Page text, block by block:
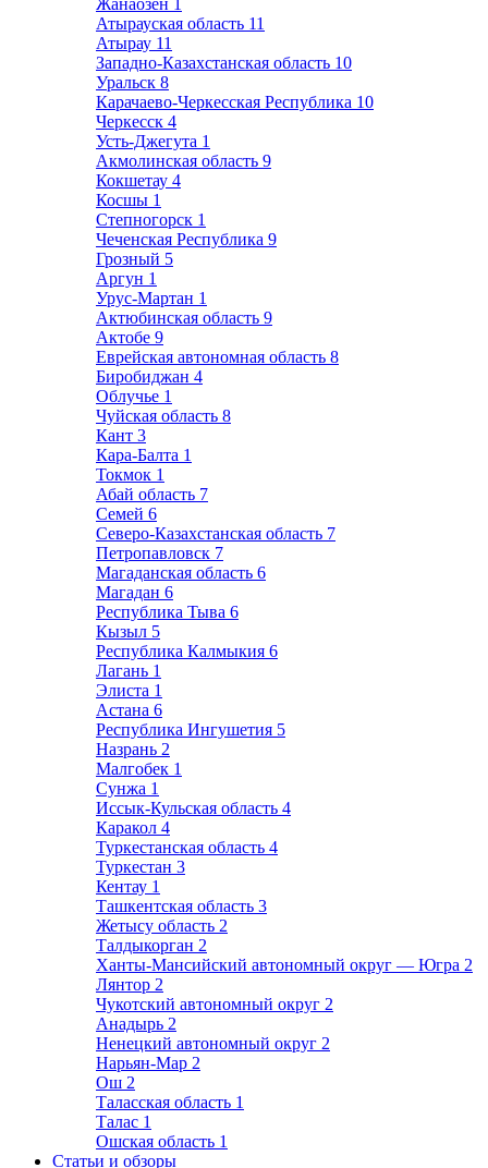
Жанаозен 1
Атырауская область 11
Атырау 11
Западно-Казахстанская область 10
Уральск 8
Карачаево-Черкесская Республика 10
Черкесск 4
Усть-Джегута 1
Акмолинская область 9
Кокшетау 4
Косшы 1
Степногорск 1
Чеченская Республика 9
Грозный 5
Аргун 1
Урус-Мартан 1
Актюбинская область 9
Актобе 9
Еврейская автономная область 8
Биробиджан 4
Облучье 1
Чуйская область 8
Кант 3
Кара-Балта 1
Токмок 1
Абай область 7
Семей 6
Северо-Казахстанская область 7
Петропавловск 7
Магаданская область 6
Магадан 6
Республика Тыва 6
Кызыл 5
Республика Калмыкия 6
Лагань 1
Элиста 1
Астана 6
Республика Ингушетия 5
Назрань 2
Малгобек 1
Сунжа 1
Иссык-Кульская область 4
Каракол 4
Туркестанская область 4
Туркестан 3
Кентау 1
Ташкентская область 3
Жетысу область 2
Талдыкорган 2
Ханты-Мансийский автономный округ — Югра 2
Лянтор 2
Чукотский автономный округ 2
Анадырь 2
Ненецкий автономный округ 2
Нарьян-Мар 2
Ош 2
Таласская область 1
Талас 1
Ошская область 1
Статьи и обзоры